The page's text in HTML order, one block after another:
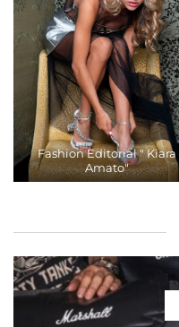
Fashion Editorial " Kiara
Amato"